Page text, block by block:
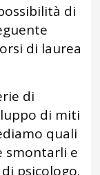
di
di laurea
di
di miti
quali
smontarli e
psicologo.